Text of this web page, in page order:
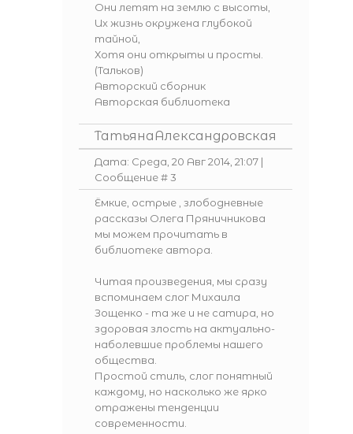
Они летят на землю с высоты,
Их жизнь окружена глубокой
тайной,
Хотя они открыты и просты.
(Тальков)
Авторский сборник
Авторская библиотека
ТатьянаАлександровская
Дата: Среда, 20 Авг 2014, 21:07 |
Сообщение #3
Ёмкие, острые , злободневные
рассказы Олега Пряничникова
мы можем прочитать в
библиотеке автора.
Читая произведения, мы сразу
вспоминаем слог Михаила
Зощенко - та же и не сатира, но
здоровая злость на актуально-
наболевшие проблемы нашего
общества.
Простой стиль, слог понятный
каждому, но насколько же ярко
отражены тенденции
современности.